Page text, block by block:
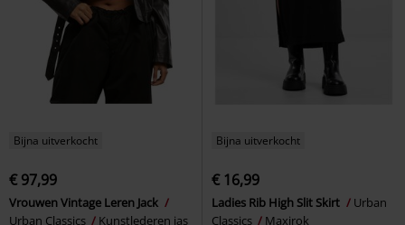
Bijna uitverkocht
€ 97,99
Vrouwen Vintage Leren Jack
Urban Classics
Kunstlederen jas
Bijna uitverkocht
€ 16,99
Ladies Rib High Slit Skirt
Urban
Classics
Maxirok